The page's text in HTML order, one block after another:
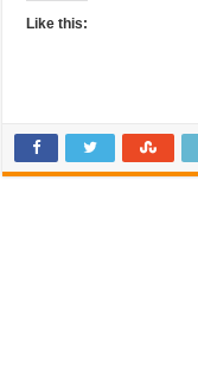
Like this: